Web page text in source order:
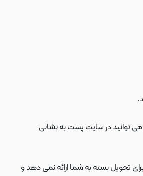
تحویل بسته به شما ارائه نمی دهد و